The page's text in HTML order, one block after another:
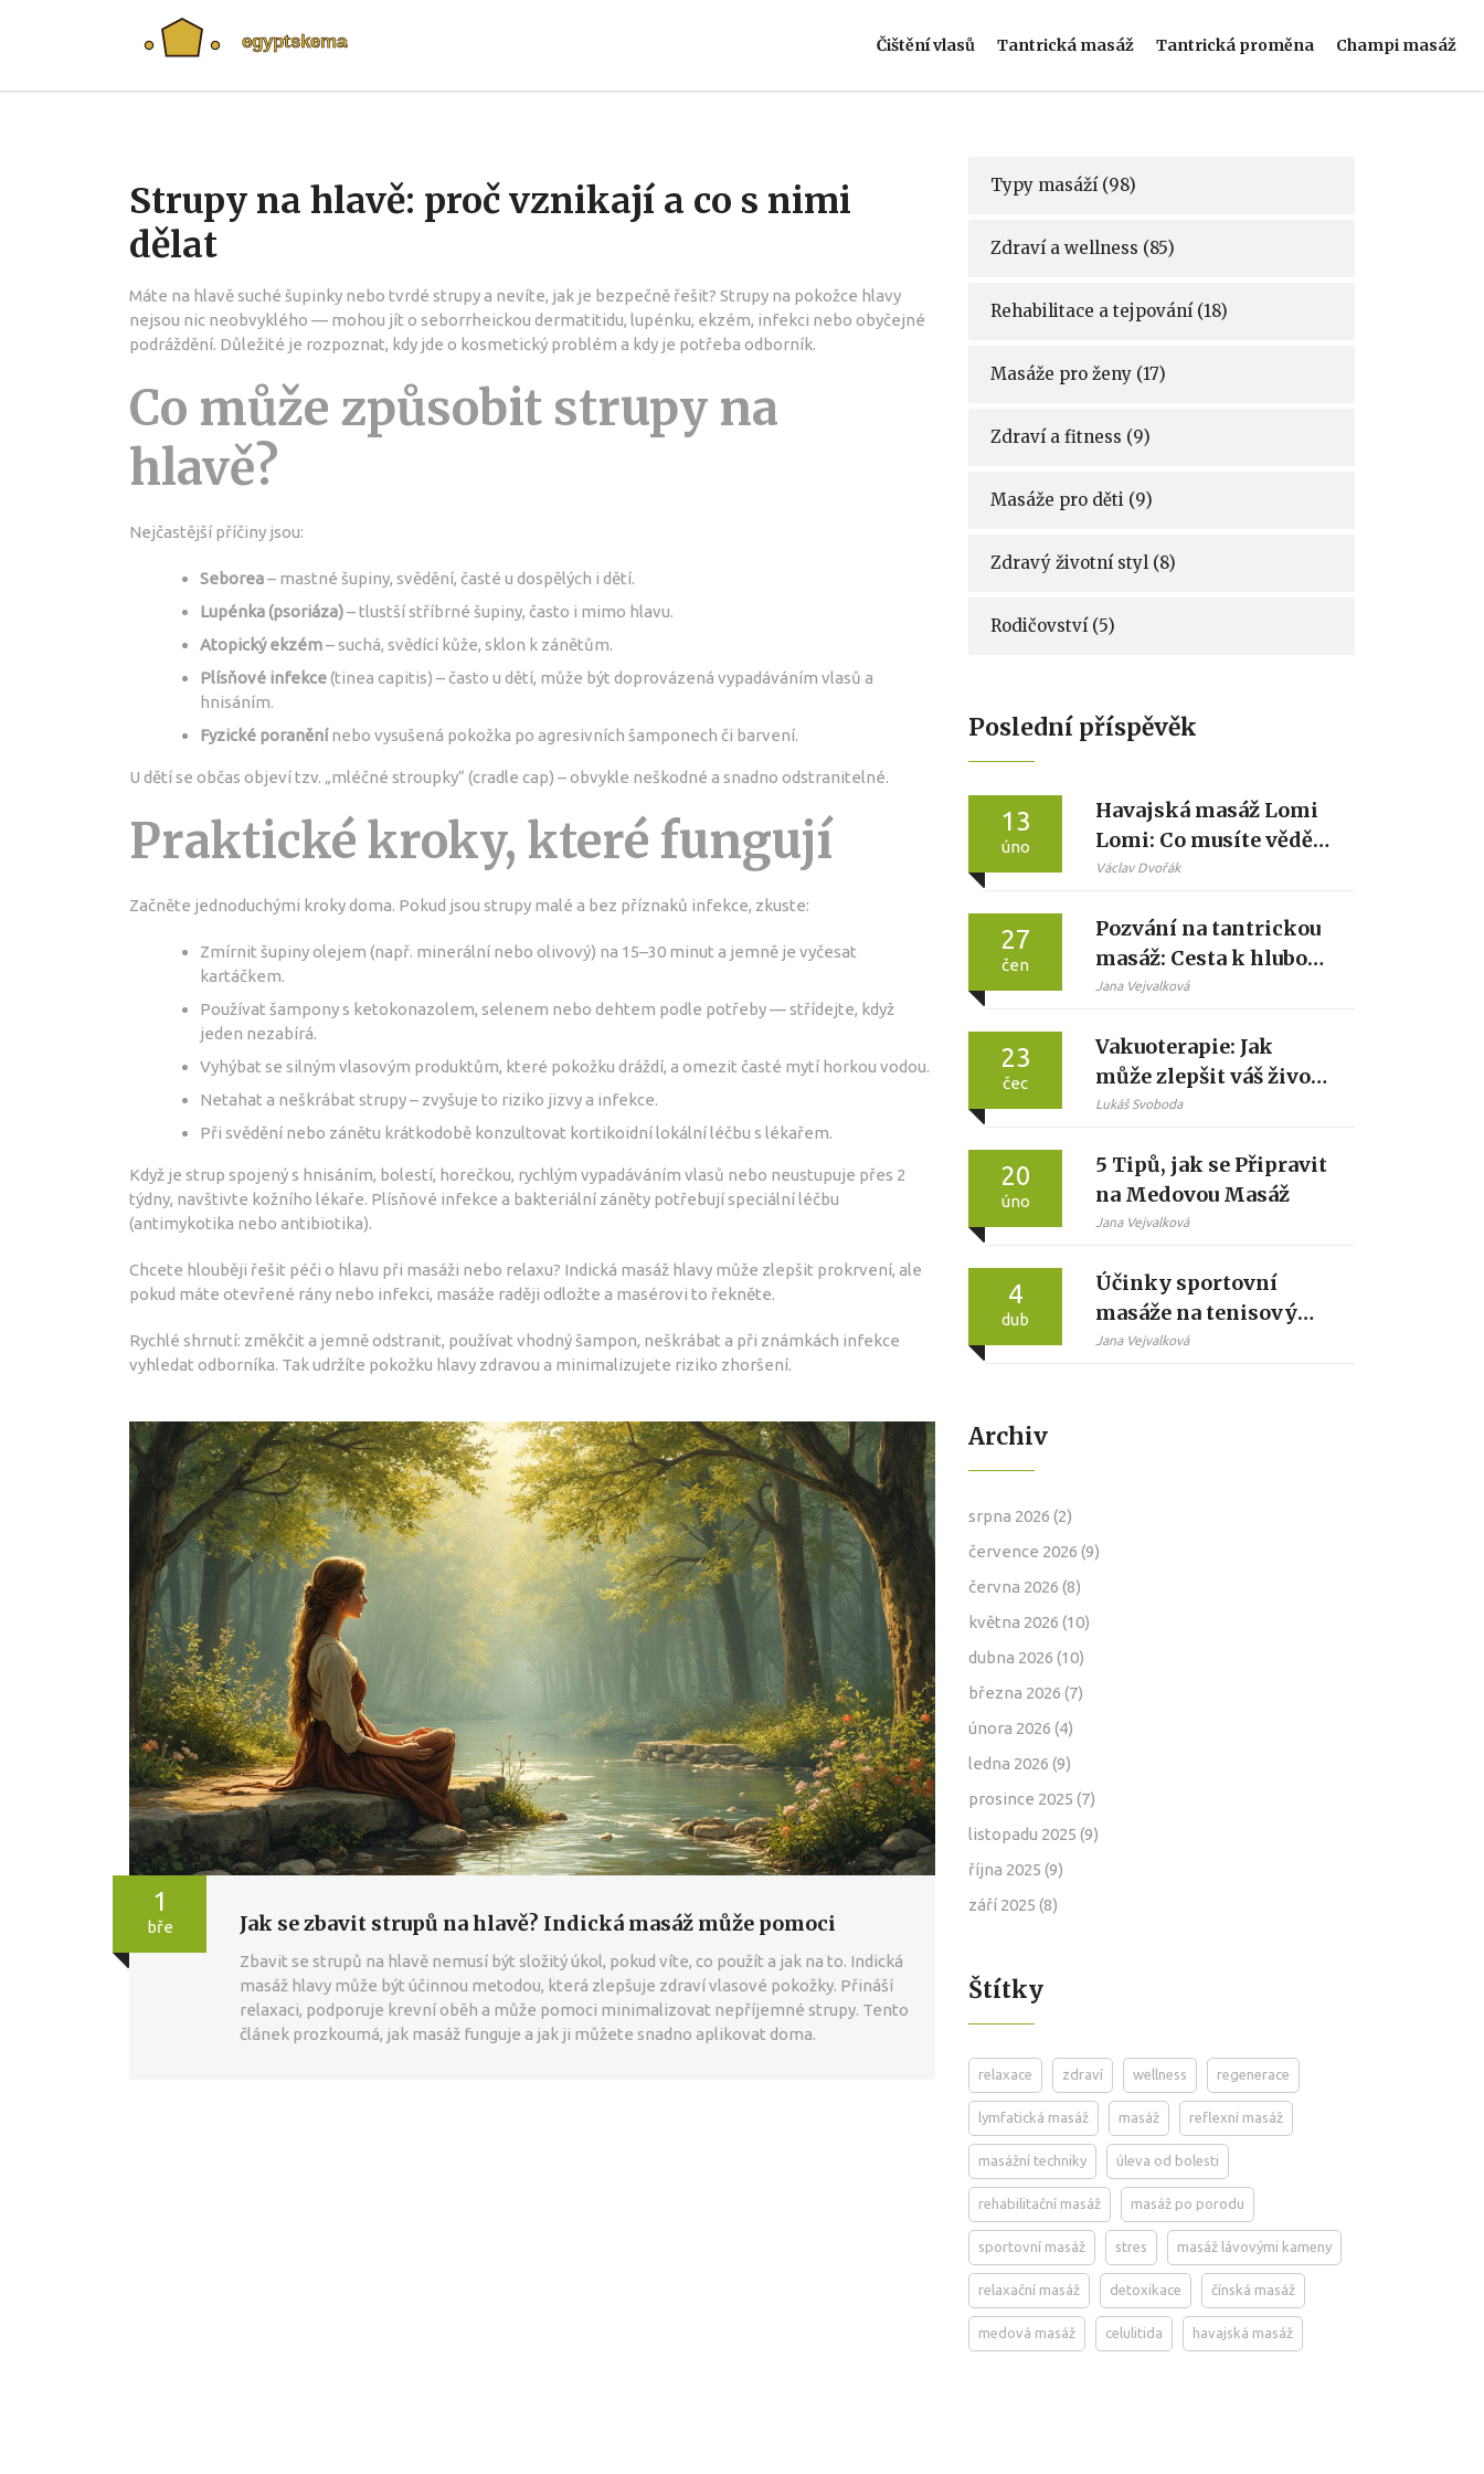
Čištění vlasů Tantrická masáž Tantrická proměna Champi masáž
Strupy na hlavě: proč vznikají a co s nimi
dělat
Máte na hlavě suché šupinky nebo tvrdé strupy a nevíte, jak je bezpečně řešit? Strupy na pokožce hlavy
nejsou nic neobvyklého — mohou jít o seborrheickou dermatitidu, lupénku, ekzém, infekci nebo obyčejné
podráždění. Důležité je rozpoznat, kdy jde o kosmetický problém a kdy je potřeba odborník.
Co může způsobit strupy na
hlavě?
Nejčastější příčiny jsou:
Seborea– mastné šupiny, svědění, časté u dospělých i dětí.
Lupénka (psoriáza)– tlustší stříbrné šupiny, často i mimo hlavu.
Atopický ekzém– suchá, svědící kůže, sklon k zánětům.
Plísňové infekce(tinea capitis) – často u dětí, může být doprovázená vypadáváním vlasů a
hnisáním.
Fyzické poraněnínebo vysušená pokožka po agresivních šamponech či barvení.
U dětí se občas objeví tzv. „mléčné stroupky“ (cradle cap) – obvykle neškodné a snadno odstranitelné.
Praktické kroky, které fungují
Začněte jednoduchými kroky doma. Pokud jsou strupy malé a bez příznaků infekce, zkuste:
Zmírnit šupiny olejem (např. minerální nebo olivový) na 15–30 minut a jemně je vyčesat
kartáčkem.
Používat šampony s ketokonazolem, selenem nebo dehtem podle potřeby — střídejte, když
jeden nezabírá.
Vyhýbat se silným vlasovým produktům, které pokožku dráždí, a omezit časté mytí horkou vodou.
Netahat a neškrábat strupy – zvyšuje to riziko jizvy a infekce.
Při svědění nebo zánětu krátkodobě konzultovat kortikoidní lokální léčbu s lékařem.
Když je strup spojený s hnisáním, bolestí, horečkou, rychlým vypadáváním vlasů nebo neustupuje přes 2
týdny, navštivte kožního lékaře. Plísňové infekce a bakteriální záněty potřebují speciální léčbu
(antimykotika nebo antibiotika).
Chcete hlouběji řešit péči o hlavu při masáži nebo relaxu? Indická masáž hlavy může zlepšit prokrvení, ale
pokud máte otevřené rány nebo infekci, masáže raději odložte a masérovi to řekněte.
Rychlé shrnutí: změkčit a jemně odstranit, používat vhodný šampon, neškrábat a při známkách infekce
vyhledat odborníka. Tak udržíte pokožku hlavy zdravou a minimalizujete riziko zhoršení.
1
bře Jak se zbavit strupů na hlavě? Indická masáž může pomoci
Zbavit se strupů na hlavě nemusí být složitý úkol, pokud víte, co použít a jak na to. Indická
masáž hlavy může být účinnou metodou, která zlepšuje zdraví vlasové pokožky. Přináší
relaxaci, podporuje krevní oběh a může pomoci minimalizovat nepříjemné strupy. Tento
článek prozkoumá, jak masáž funguje a jak ji můžete snadno aplikovat doma.
Typy masáží (98)
Zdraví a wellness (85)
Rehabilitace a tejpování (18)
Masáže pro ženy (17)
Zdraví a fitness (9)
Masáže pro děti (9)
Zdravý životní styl (8)
Rodičovství (5)
Poslední příspěvěk
13
úno
Havajská masáž Lomi
Lomi: Co musíte vědět
před rezervací
Václav Dvořák
27
čen
Pozvání na tantrickou
masáž: Cesta k hluboké
relaxaci a vnitřnímu
Jana Vejvalková
23
čec
Vakuoterapie: Jak
může zlepšit váš život,
zdraví a vzhled
Lukáš Svoboda
20
úno
5 Tipů, jak se Připravit
na Medovou Masáž
Jana Vejvalková
4
dub
Účinky sportovní
masáže na tenisový
loket: Terapie a
Jana Vejvalková
Archiv
srpna 2026 (2)
července 2026 (9)
června 2026 (8)
května 2026 (10)
dubna 2026 (10)
března 2026 (7)
února 2026 (4)
ledna 2026 (9)
prosince 2025 (7)
listopadu 2025 (9)
října 2025 (9)
září 2025 (8)
Štítky
relaxace zdraví wellness regenerace
lymfatická masáž masáž reflexní masáž
masážní techniky úleva od bolesti
rehabilitační masáž masáž po porodu
sportovní masáž stres masáž lávovými kameny
relaxační masáž detoxikace čínská masáž
medová masáž celulitida havajská masáž